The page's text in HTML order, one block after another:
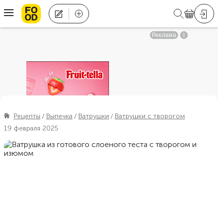
Рецепты Выпечка Ватрушки
Ватрушки с творогом
19 февраля 2025